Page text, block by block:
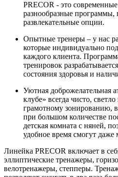
PRECOR - это
разнообразные программы,
развлекательные опции.
Опытные тренеры – у нас
которые индивидуально
каждого клиента.
тренировок
состояния здоровья и
Уютная доброжелательная
клубе» всегда чисто,
грамотному зонированию,
при большом количестве
детская комната с няней,
удобное время смогут
Линейка PRECOR включает в
эллиптические тренажеры,
велотренажеры, степперы.